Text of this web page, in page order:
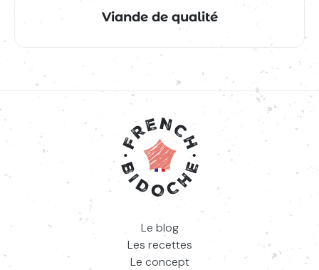
Viande de qualité
Le blog
Les recettes
Le concept